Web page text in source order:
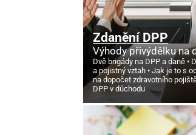
Zdanění DPP
Výhody přivýdělku na
Dvě brigády na DPP a daně
a pojistný vztah
Jak je to s
na dopočet zdravotního
DPP v důchodu